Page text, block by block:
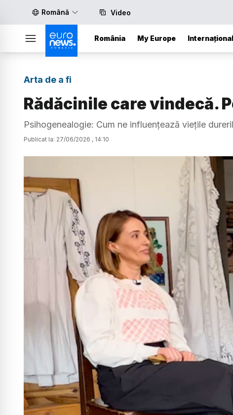
Română Video
România My Europe Internațional
Arta de a fi
Rădăcinile care vindecă.
Psihogenealogie: Cum ne influențează viețile
Publicat la: 27/06/2026 , 14:10